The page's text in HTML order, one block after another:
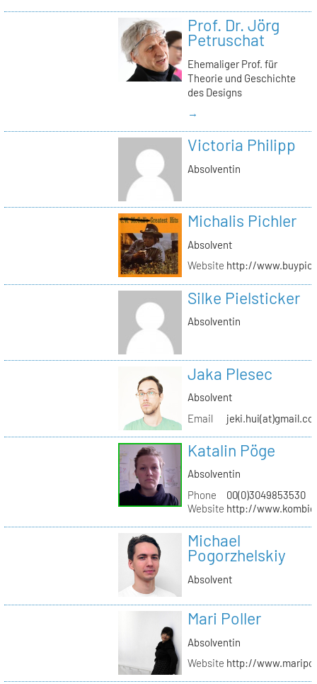
Prof. Dr. Jörg
Petruschat
Ehemaliger Prof. für
Theorie und Geschichte
des Designs
→
Victoria Philipp
Absolventin
Michalis Pichler
Absolvent
Website http://
Silke Pielsticker
Absolventin
Jaka Plesec
Absolvent
Email
Katalin Pöge
Absolventin
Phone
00(0)3049853530
Website http://
Michael
Pogorzhelskiy
Absolvent
Mari Poller
Absolventin
Website http://